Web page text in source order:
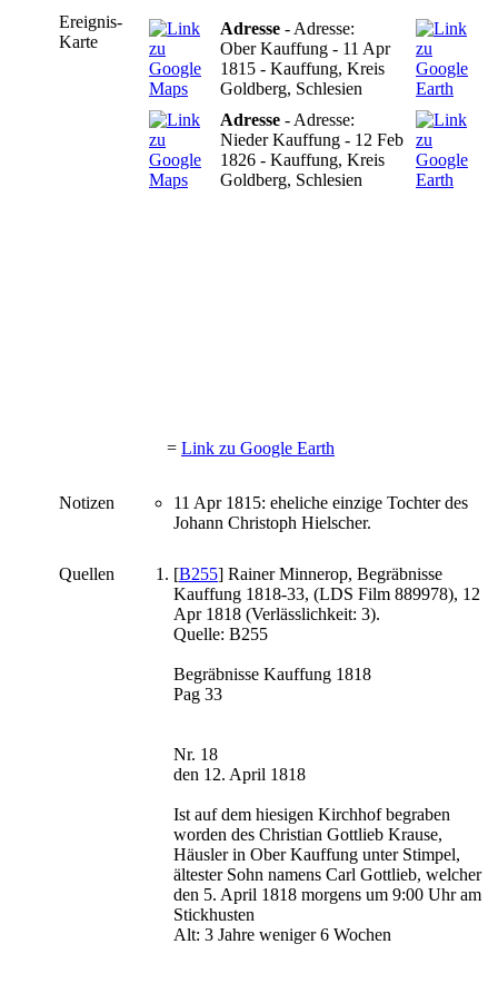
Ereignis-
Karte
Adresse - Adresse:
Ober Kauffung - 11 Apr
1815 - Kauffung, Kreis
Goldberg, Schlesien
Adresse - Adresse:
Nieder Kauffung - 12 Feb
1826 - Kauffung, Kreis
Goldberg, Schlesien
= Link zu Google Earth
Notizen
11 Apr 1815: eheliche einzige Tochter des
Johann Christoph Hielscher.
Quellen [B255] Rainer Minnerop, Begräbnisse
Kauffung 1818-33, (LDS Film 889978), 12
Apr 1818 (Verlässlichkeit: 3).
Quelle: B255
Begräbnisse Kauffung 1818
Pag 33
Nr. 18
den 12. April 1818
Ist auf dem hiesigen Kirchhof begraben
worden des Christian Gottlieb Krause,
Häusler in Ober Kauffung unter Stimpel,
ältester Sohn namens Carl Gottlieb, welcher
den 5. April 1818 morgens um 9:00 Uhr am
Stickhusten
Alt: 3 Jahre weniger 6 Wochen